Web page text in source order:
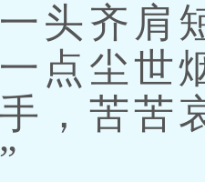
头齐肩
点尘世
，苦苦